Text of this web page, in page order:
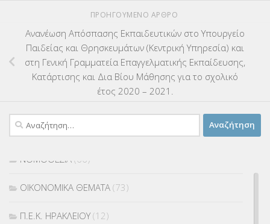
ΠΡΟΗΓΟΎΜΕΝΟ ΆΡΘΡΟ
Ανανέωση Απόσπασης Εκπαιδευτικών στο Υπουργείο
Παιδείας και Θρησκευμάτων (Κεντρική Υπηρεσία) και
στη Γενική Γραμματεία Επαγγελματικής Εκπαίδευσης,
Κατάρτισης και Δια Βίου Μάθησης για το σχολικό
έτος 2020 – 2021.
Αναζήτηση
για:
ΜΑΘΗΤΕΙΑ(275)
ΜΕΤΑΘΕΣΕΙΣ-ΤΟΠΟΘΕΤΗΣΕΙΣ ΒΕΛΤΙΩΣΕΙΣ (319)
ΜΕΤΑΦΟΡΑ ΜΑΘΗΤΩΝ
ΝΟΜΟΘΕΣΙΑ (66)
ΟΙΚΟΝΟΜΙΚΑ ΘΕΜΑΤΑ (73)
Π.Ε.Κ. ΗΡΑΚΛΕΙΟΥ(12)